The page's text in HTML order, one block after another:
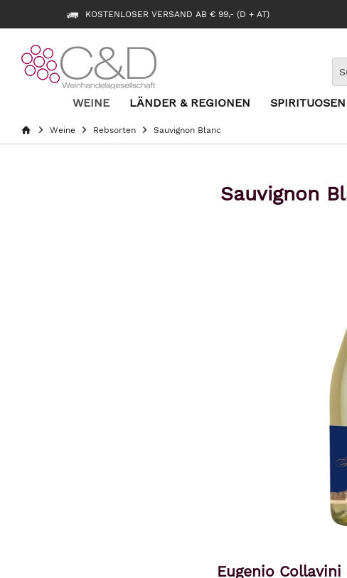
KOSTENLOSER VERSAND AB € 99,- (D + AT)
WEINE LÄNDER & REGIONEN SPIRITUOSEN
Weine Rebsorten Sauvignon Blanc
Sauvignon
Eugenio